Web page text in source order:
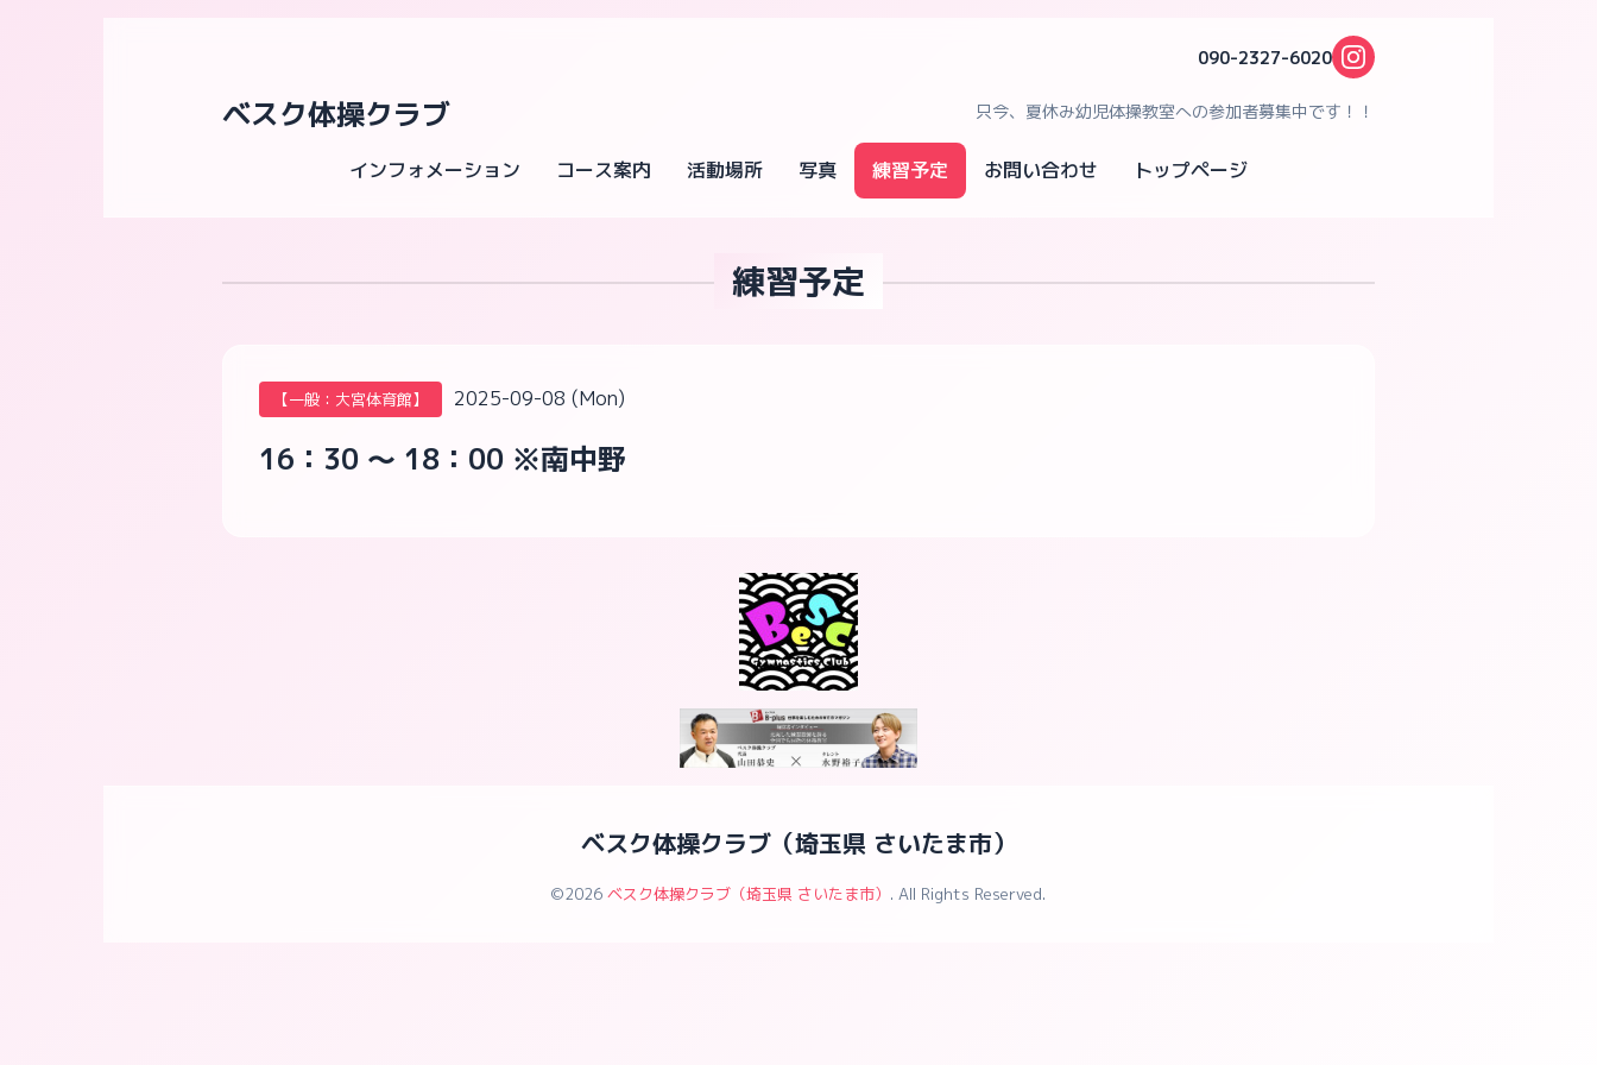
090-2327-6020
ベスク体操クラブ 只今、夏休み幼児体操教室への参加者募集中です！！
インフォメーション コース案内 活動場所 写真 練習予定 お問い合わせ トップページ
練習予定
【一般：大宮体育館】 2025-09-08 (Mon)
16：30 ～ 18：00 ※南中野
ベスク体操クラブ（埼玉県 さいたま市）
©2026 ベスク体操クラブ（埼玉県 さいたま市） . All Rights Reserved.